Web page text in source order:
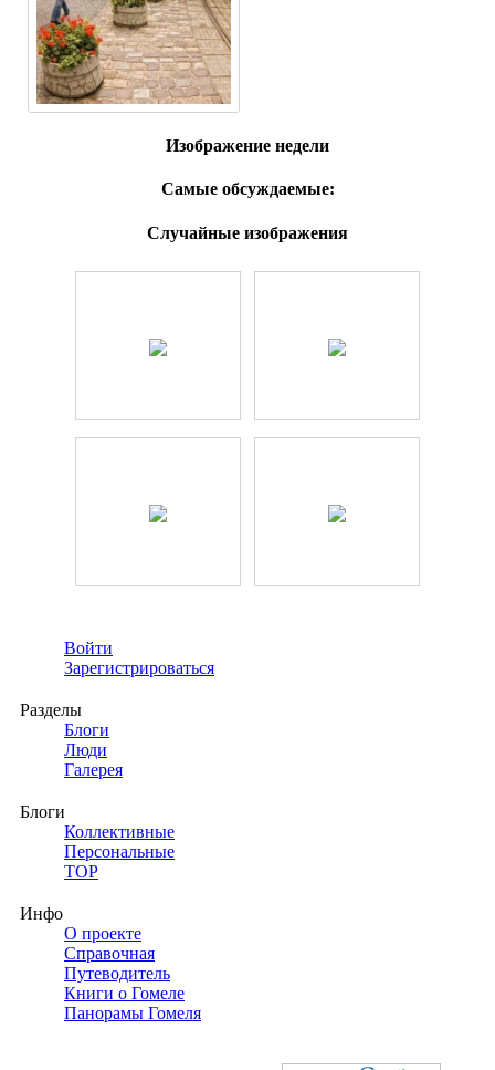
Изображение недели
Самые обсуждаемые:
Случайные изображения
Войти
Зарегистрироваться
Разделы
Блоги
Люди
Галерея
Блоги
Коллективные
Персональные
TOP
Инфо
О проекте
Справочная
Путеводитель
Книги о Гомеле
Панорамы Гомеля